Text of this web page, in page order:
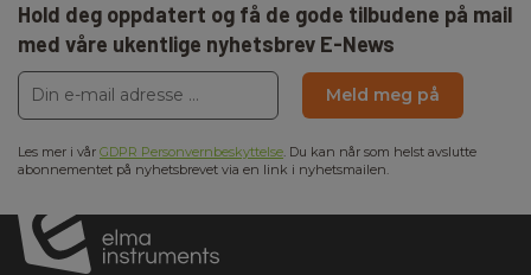
Hold deg oppdatert og få de gode tilbudene på mail
med våre ukentlige nyhetsbrev E-News
Meld meg på
Les mer i vår GDPR Personvernbeskyttelse. Du kan når som helst avslutte
abonnementet på nyhetsbrevet via en link i nyhetsmailen.